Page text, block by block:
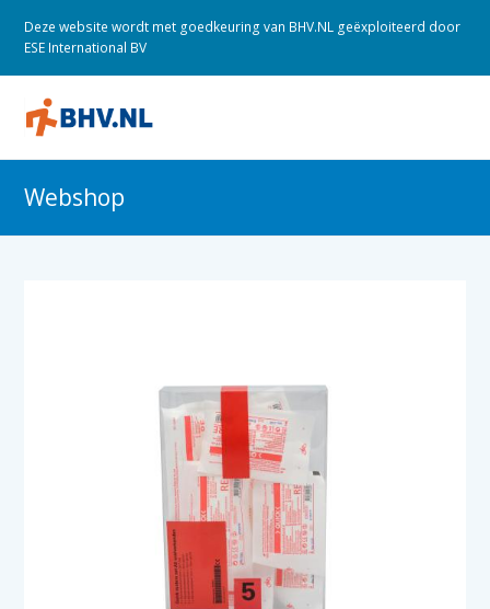
Deze website wordt met goedkeuring van BHV.NL geëxploiteerd door
ESE International BV
Webshop